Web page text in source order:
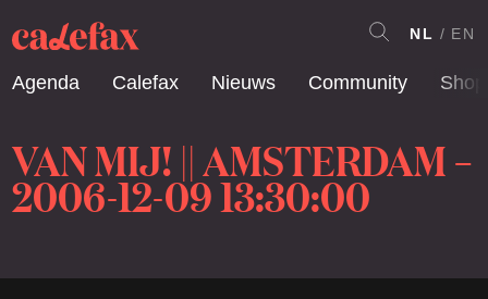
Agenda Calefax Nieuws Community Shop
NL EN
VAN MIJ! || AMSTERDAM –
2006-12-09 13:30:00